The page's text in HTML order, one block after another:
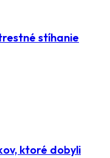
stíhanie
ktoré dobyli